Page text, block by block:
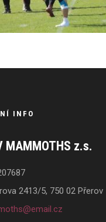
INFO
MAMMOTHS z.s.
2413/5, 750 02 Přerov